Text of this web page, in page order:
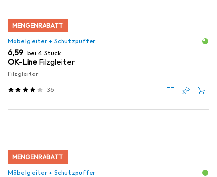
MENGENRABATT
Möbelgleiter + Schutzpuffer
EUR
6,59 bei 4 Stück
OK-Line Filzgleiter
Filzgleiter
36
MENGENRABATT
Möbelgleiter + Schutzpuffer